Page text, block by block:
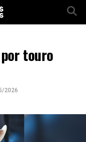
touro
2026